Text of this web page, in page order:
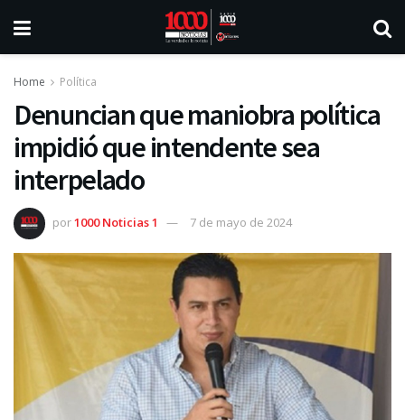
Home Política
Denuncian que maniobra política
impidió que intendente sea
interpelado
por1000 Noticias 1 7 de mayo de 2024